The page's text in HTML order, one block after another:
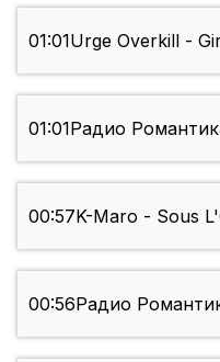
01:01Urge Overkill -
01:01Радио
00:57K-Maro - Sous
00:56Радио